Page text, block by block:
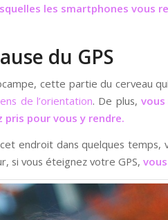
les smartphones vous
du GPS
cette partie du cerveau
de l’orientation. De plus,
pris pour vous y rendre.
endroit dans quelques
si vous éteignez votre GPS,